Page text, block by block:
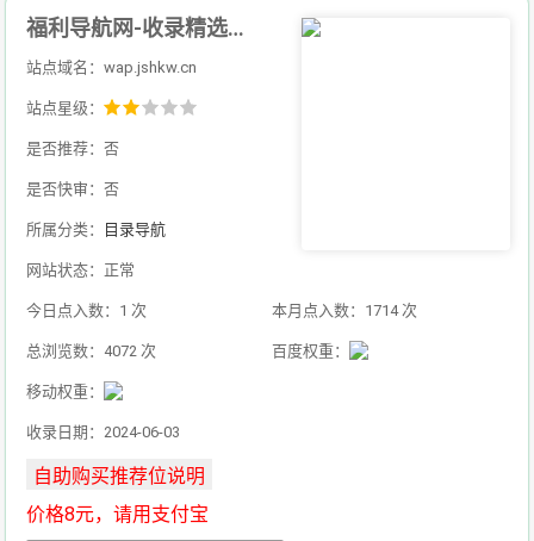
福利导航网-收录精选的导航网站
站点域名：wap.jshkw.cn
站点星级：
是否推荐：否
是否快审：否
所属分类： 目录导航
网站状态：正常
今日点入数：1 次 本月点入数：1714 次
总浏览数：4072 次 百度权重：
移动权重：
收录日期：2024-06-03
价格8元，请用支付宝